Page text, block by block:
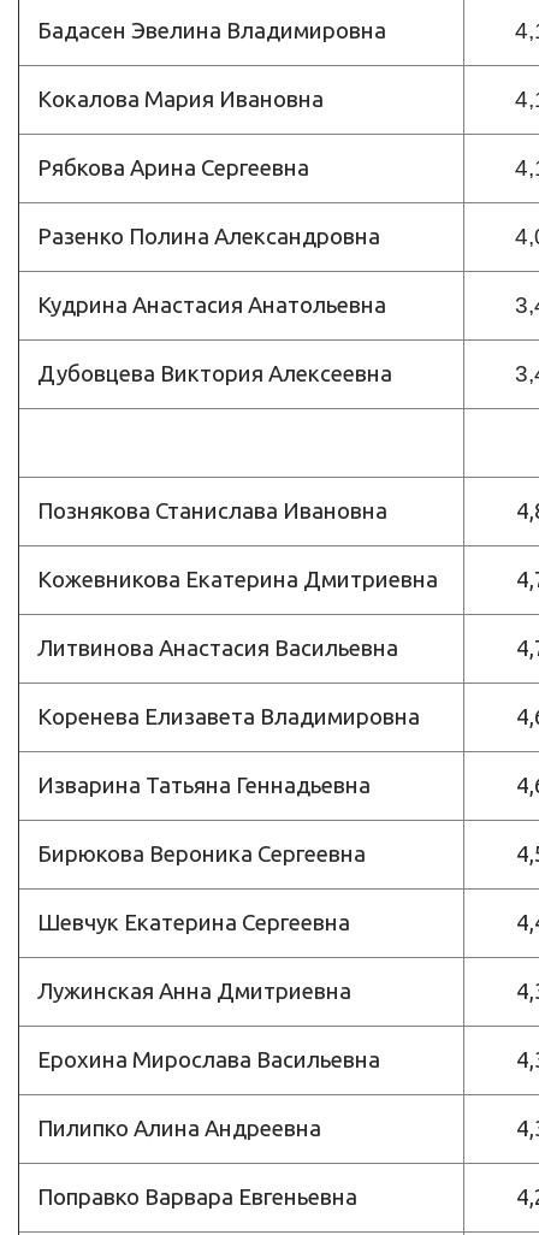
Бадасен Эвелина Владимировна
Кокалова Мария Ивановна
Рябкова Арина Сергеевна
Разенко Полина Александровна
Кудрина Анастасия Анатольевна
Дубовцева Виктория Алексеевна
Познякова Станислава Ивановна
Кожевникова Екатерина Дмитриевна
Литвинова Анастасия Васильевна
Коренева Елизавета Владимировна
Изварина Татьяна Геннадьевна
Бирюкова Вероника Сергеевна
Шевчук Екатерина Сергеевна
Лужинская Анна Дмитриевна
Ерохина Мирослава Васильевна
Пилипко Алина Андреевна
Поправко Варвара Евгеньевна